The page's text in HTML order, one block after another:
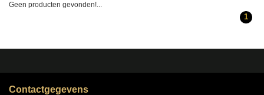
Geen producten gevonden!...
1
Contactgegevens